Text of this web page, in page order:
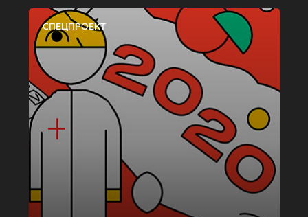
СПЕЦПРОЕКТ